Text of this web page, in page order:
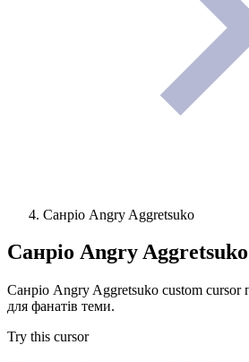
Санріо Angry Aggretsuko
Санріо Angry Aggretsuko
Санріо Angry Aggretsuko custom cursor
для фанатів теми.
Try this cursor